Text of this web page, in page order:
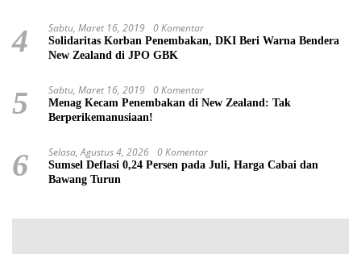
4 Sabtu, Maret 16, 2019 0 Komentar
Solidaritas Korban Penembakan, DKI Beri Warna Bendera
New Zealand di JPO GBK
5 Sabtu, Maret 16, 2019 0 Komentar
Menag Kecam Penembakan di New Zealand: Tak
Berperikemanusiaan!
6 Selasa, Agustus 4, 2026 0 Komentar
Sumsel Deflasi 0,24 Persen pada Juli, Harga Cabai dan
Bawang Turun